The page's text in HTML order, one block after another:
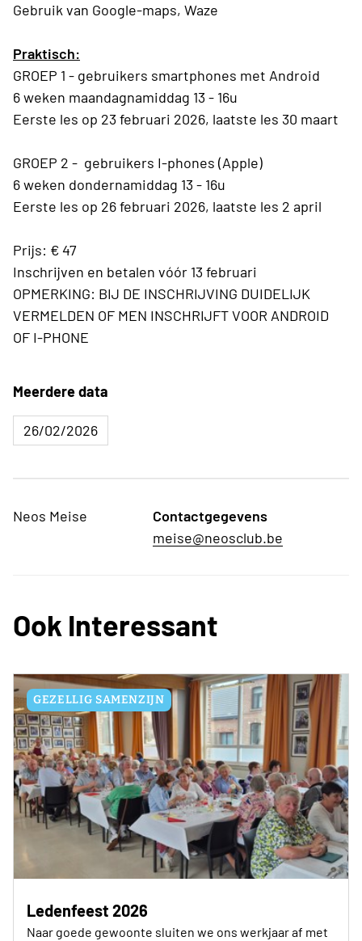
Gebruik van Google-maps, Waze
Praktisch:
GROEP 1 - gebruikers smartphones met Android
6 weken maandagnamiddag 13 - 16u
Eerste les op 23 februari 2026, laatste les 30 maart
GROEP 2 - gebruikers I-phones (Apple)
6 weken dondernamiddag 13 - 16u
Eerste les op 26 februari 2026, laatste les 2 april
Prijs: € 47
Inschrijven en betalen vóór 13 februari
OPMERKING: BIJ DE INSCHRIJVING DUIDELIJK
VERMELDEN OF MEN INSCHRIJFT VOOR ANDROID
OF I-PHONE
Meerdere data
26/02/2026
Neos Meise
Contactgegevens
meise@neosclub.be
Ook Interessant
GEZELLIG SAMENZIJN
Ledenfeest 2026
Naar goede gewoonte sluiten we ons werkjaar af met